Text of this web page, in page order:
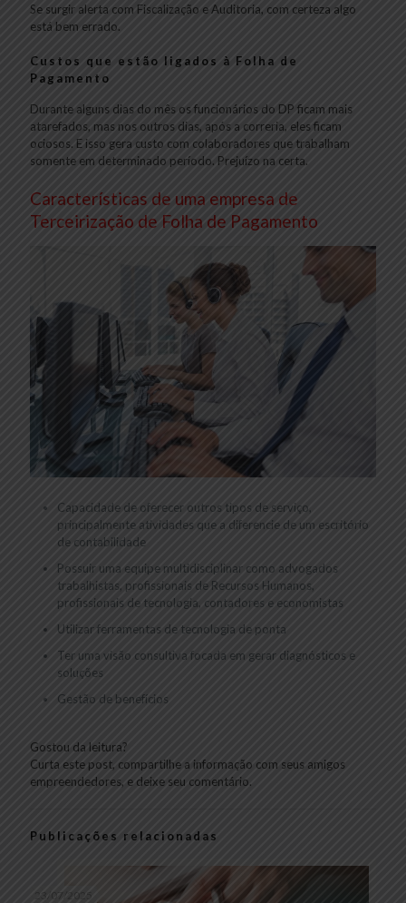
Se surgir alerta com Fiscalização e Auditoria, com certeza algo
está bem errado.
Custos que estão ligados à Folha de
Pagamento
Durante alguns dias do mês os funcionários do DP ficam mais
atarefados, mas nos outros dias, após a correria, eles ficam
ociosos. E isso gera custo com colaboradores que trabalham
somente em determinado período. Prejuízo na certa.
Características de uma empresa de
Terceirização de Folha de Pagamento
Capacidade de oferecer outros tipos de serviço,
principalmente atividades que a diferencie de um escritório
de contabilidade
Possuir uma equipe multidisciplinar como advogados
trabalhistas, profissionais de Recursos Humanos,
profissionais de tecnologia, contadores e economistas
Utilizar ferramentas de tecnologia de ponta
Ter uma visão consultiva focada em gerar diagnósticos e
soluções
Gestão de benefícios
Gostou da leitura?
Curta este post, compartilhe a informação com seus amigos
empreendedores, e deixe seu comentário.
Publicações relacionadas
23/07/2025